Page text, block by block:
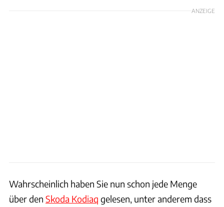
ANZEIGE
Wahrscheinlich haben Sie nun schon jede Menge
über den Skoda Kodiaq gelesen, unter anderem dass